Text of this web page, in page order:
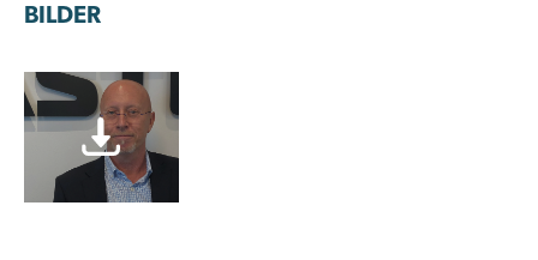
BILDER